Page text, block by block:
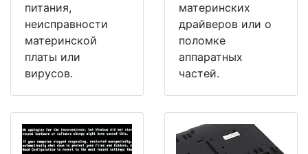
питания,
неисправности
материнской
платы или
вирусов.
материнских
драйверов или о
поломке
аппаратных
частей.